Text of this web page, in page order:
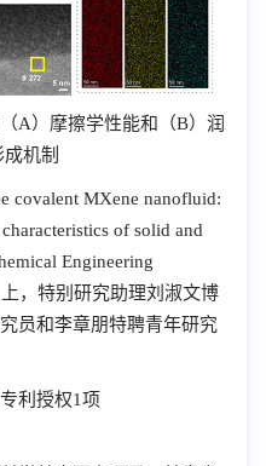
A）摩擦学性能和（B）润
机制
covalent MXene nanofluid:
of solid and
Engineering
上，特别研究助理刘淑文博
员和李章朋特聘青年研究
利授权1项